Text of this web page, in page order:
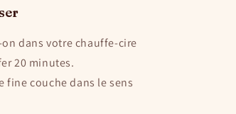
dans votre chauffe-cire
20 minutes.
fine couche dans le sens